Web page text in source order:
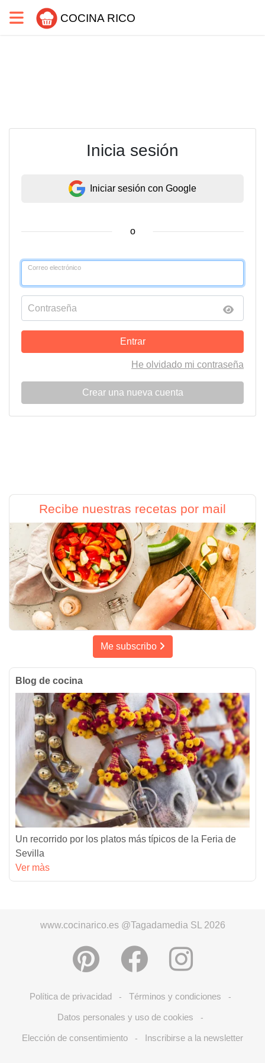
COCINA RICO
Inicia sesión
Iniciar sesión con Google
o
Correo electrónico
Contraseña
Entrar
He olvidado mi contraseña
Crear una nueva cuenta
Recibe nuestras recetas por mail
Me subscribo
Blog de cocina
Un recorrido por los platos más típicos de la Feria de
Sevilla
Ver màs
www.cocinarico.es @Tagadamedia SL 2026
Política de privacidad - Términos y condiciones -
Datos personales y uso de cookies -
Elección de consentimiento - Inscribirse a la newsletter